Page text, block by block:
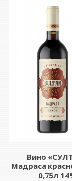
Вино
Мадраса
0,75л